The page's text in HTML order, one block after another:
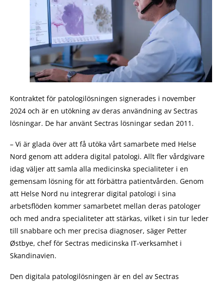
Kontraktet för patologilösningen signerades i november
2024 och är en utökning av deras användning av Sectras
lösningar. De har använt Sectras lösningar sedan 2011.
– Vi är glada över att få utöka vårt samarbete med Helse
Nord genom att addera digital patologi. Allt fler vårdgivare
idag väljer att samla alla medicinska specialiteter i en
gemensam lösning för att förbättra patientvården. Genom
att Helse Nord nu integrerar digital patologi i sina
arbetsflöden kommer samarbetet mellan deras patologer
och med andra specialiteter att stärkas, vilket i sin tur leder
till snabbare och mer precisa diagnoser, säger Petter
Østbye, chef för Sectras medicinska IT-verksamhet i
Skandinavien.
Den digitala patologilösningen är en del av Sectras